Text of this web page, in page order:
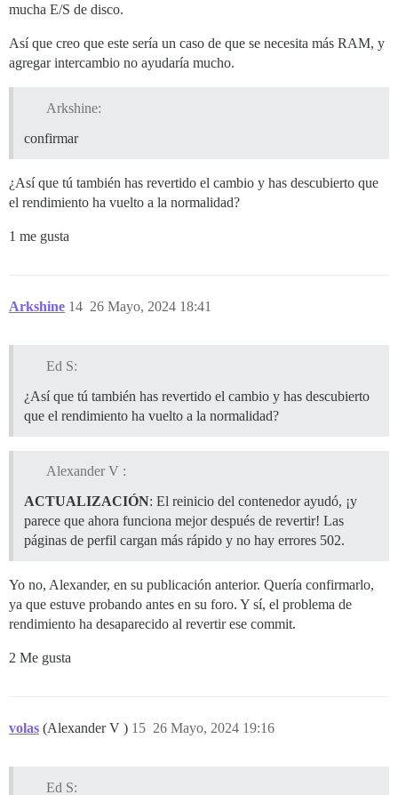
mucha E/S de disco.
Así que creo que este sería un caso de que se necesita más RAM, y
agregar intercambio no ayudaría mucho.
Arkshine:
confirmar
¿Así que tú también has revertido el cambio y has descubierto que
el rendimiento ha vuelto a la normalidad?
1 me gusta
Arkshine 26 Mayo, 2024 18:41
14
Ed S:
¿Así que tú también has revertido el cambio y has descubierto
que el rendimiento ha vuelto a la normalidad?
Alexander V :
ACTUALIZACIÓN: El reinicio del contenedor ayudó, ¡y
parece que ahora funciona mejor después de revertir! Las
páginas de perfil cargan más rápido y no hay errores 502.
Yo no, Alexander, en su publicación anterior. Quería confirmarlo,
ya que estuve probando antes en su foro. Y sí, el problema de
rendimiento ha desaparecido al revertir ese commit.
2 Me gusta
volas (Alexander V ) 26 Mayo, 2024 19:16
15
Ed S: